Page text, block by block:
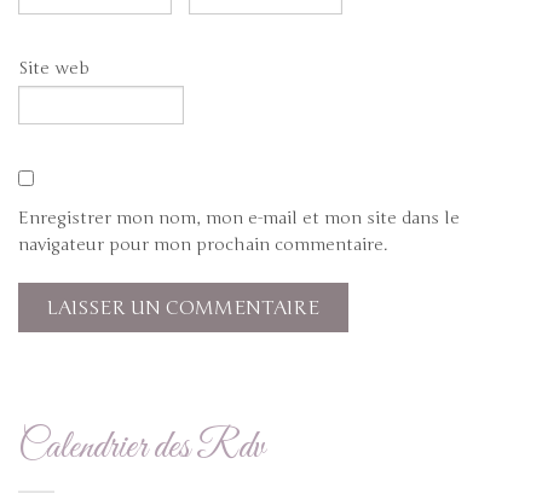
Site web
Enregistrer mon nom, mon e-mail et mon site dans le
navigateur pour mon prochain commentaire.
Calendrier des Rdv